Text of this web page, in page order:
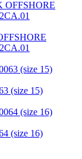
(size 15)
(size 16)